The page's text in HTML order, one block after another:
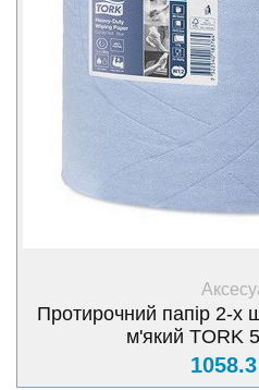
Протирочний папір 2-х
м'який TORK